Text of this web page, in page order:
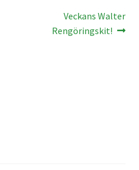
Nästa
inlägg:
Veckans Walter
Rengöringskit!